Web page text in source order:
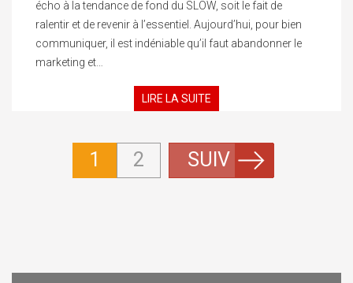
écho à la tendance de fond du SLOW, soit le fait de
ralentir et de revenir à l’essentiel. Aujourd’hui, pour bien
communiquer, il est indéniable qu’il faut abandonner le
marketing et…
LIRE LA SUITE
1 2 SUIV